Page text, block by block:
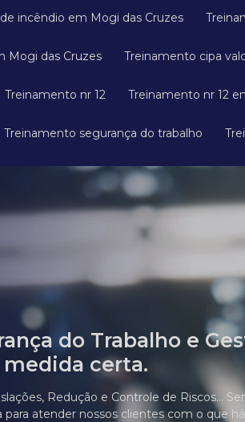
incêndio em Mogi das Cruzes
Mogi das Cruzes Treinamento cipa
Treinamento nr 12 Treinamento nr 12
Treinamento segurança do trabalho
do Trabalho e
medida certa.
Redução e Controle de Riscos...
para atender nossos clientes com o que